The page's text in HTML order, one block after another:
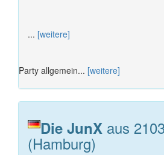
... [weitere]
Party allgemein... [weitere]
Die JunX aus
(Hamburg)